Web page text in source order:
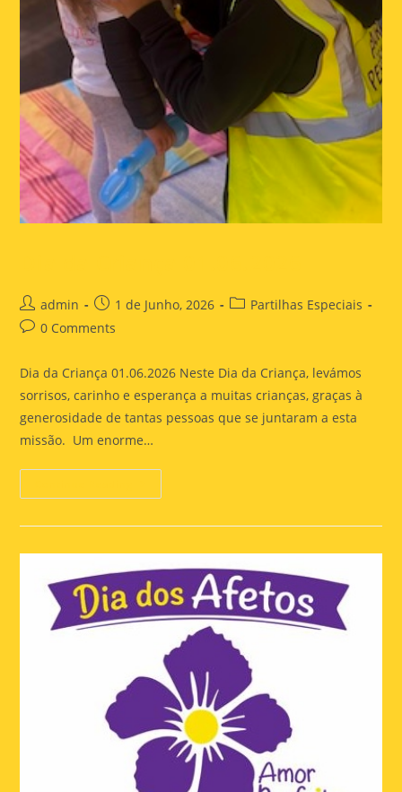
admin 1 de Junho, 2026
Partilhas Especiais
0 Comments
Dia da Criança 01.06.2026 Neste Dia da Criança, levámos
sorrisos, carinho e esperança a muitas crianças, graças à
generosidade de tantas pessoas que se juntaram a esta
missão. Um enorme…